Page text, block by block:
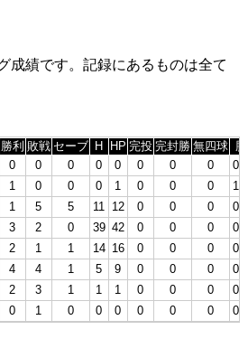
成績です。記録にあるものは全て
勝利 敗戦 セーブ H HP 完投 完封勝 無四球
0 0 0 0 0 0 0 0
1 0 0 0 1 0 0 0
1 5 5 11 12 0 0 0
3 2 0 39 42 0 0 0
2 1 1 14 16 0 0 0
4 4 1 5 9 0 0 0
2 3 1 1 1 0 0 0
0 1 0 0 0 0 0 0